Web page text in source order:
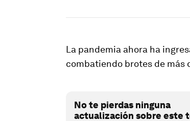
La pandemia ahora ha
combatiendo brotes de más
No te pierdas ninguna
actualización sobre este